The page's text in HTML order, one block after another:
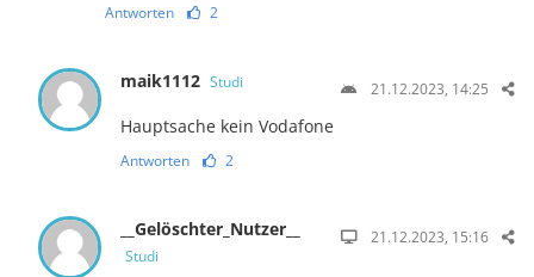
Antworten 2
maik1112 Studi 21.12.2023, 14:25
Hauptsache kein Vodafone
Antworten 2
__Gelöschter_Nutzer__
Studi
21.12.2023, 15:16